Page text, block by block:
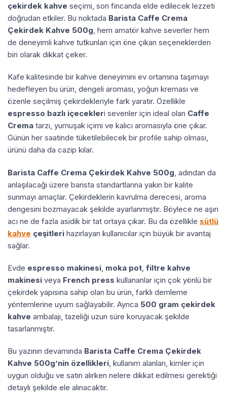
çekirdek kahve seçimi, son fincanda elde edilecek lezzeti
doğrudan etkiler. Bu noktada Barista Caffe Crema
Çekirdek Kahve 500g, hem amatör kahve severler hem
de deneyimli kahve tutkunları için öne çıkan seçeneklerden
biri olarak dikkat çeker.
Kafe kalitesinde bir kahve deneyimini ev ortamına taşımayı
hedefleyen bu ürün, dengeli aroması, yoğun kreması ve
özenle seçilmiş çekirdekleriyle fark yaratır. Özellikle
espresso bazlı içecekleri sevenler için ideal olan Caffe
Crema tarzı, yumuşak içimi ve kalıcı aromasıyla öne çıkar.
Günün her saatinde tüketilebilecek bir profile sahip olması,
ürünü daha da cazip kılar.
Barista Caffe Crema Çekirdek Kahve 500g , adından da
anlaşılacağı üzere barista standartlarına yakın bir kalite
sunmayı amaçlar. Çekirdeklerin kavrulma derecesi, aroma
dengesini bozmayacak şekilde ayarlanmıştır. Böylece ne aşırı
acı ne de fazla asidik bir tat ortaya çıkar. Bu da özellikle sütlü
kahve çeşitleri hazırlayan kullanıcılar için büyük bir avantaj
sağlar.
Evde espresso makinesi moka pot filtre kahve
makinesi veya French press kullananlar için çok yönlü bir
çekirdek yapısına sahip olan bu ürün, farklı demleme
yöntemlerine uyum sağlayabilir. Ayrıca 500 gram çekirdek
kahve ambalajı, tazeliği uzun süre koruyacak şekilde
tasarlanmıştır.
Bu yazının devamında Barista Caffe Crema Çekirdek
Kahve 500g’nin özellikleri, kullanım alanları, kimler için
uygun olduğu ve satın alırken nelere dikkat edilmesi gerektiği
detaylı şekilde ele alınacaktır.